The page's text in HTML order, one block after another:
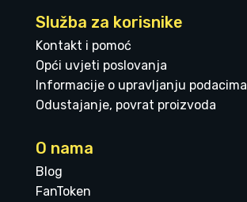
Služba za korisnike
Kontakt i pomoć
Opći uvjeti poslovanja
Informacije o upravljanju podacima
Odustajanje, povrat proizvoda
O nama
Blog
FanToken